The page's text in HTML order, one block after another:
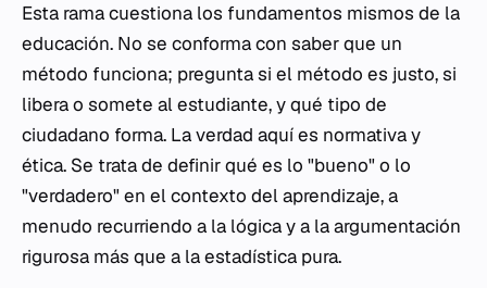
Esta rama cuestiona los fundamentos mismos de la
educación. No se conforma con saber que un
método funciona; pregunta si el método es justo, si
libera o somete al estudiante, y qué tipo de
ciudadano forma. La verdad aquí es normativa y
ética. Se trata de definir qué es lo "bueno" o lo
"verdadero" en el contexto del aprendizaje, a
menudo recurriendo a la lógica y a la argumentación
rigurosa más que a la estadística pura.